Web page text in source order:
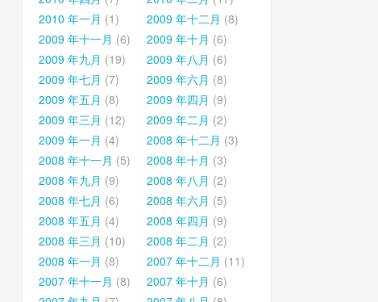
2010 年一月 (1) 2009 年十二月 (8)
2009 年十一月 (6) 2009 年十月 (6)
2009 年九月 (19) 2009 年八月 (6)
2009 年七月 (7) 2009 年六月 (8)
2009 年五月 (8) 2009 年四月 (9)
2009 年三月 (12) 2009 年二月 (2)
2009 年一月 (4) 2008 年十二月 (3)
2008 年十一月 (5) 2008 年十月 (3)
2008 年九月 (9) 2008 年八月 (2)
2008 年七月 (6) 2008 年六月 (5)
2008 年五月 (4) 2008 年四月 (9)
2008 年三月 (10) 2008 年二月 (2)
2008 年一月 (8) 2007 年十二月 (11)
2007 年十一月 (8) 2007 年十月 (6)